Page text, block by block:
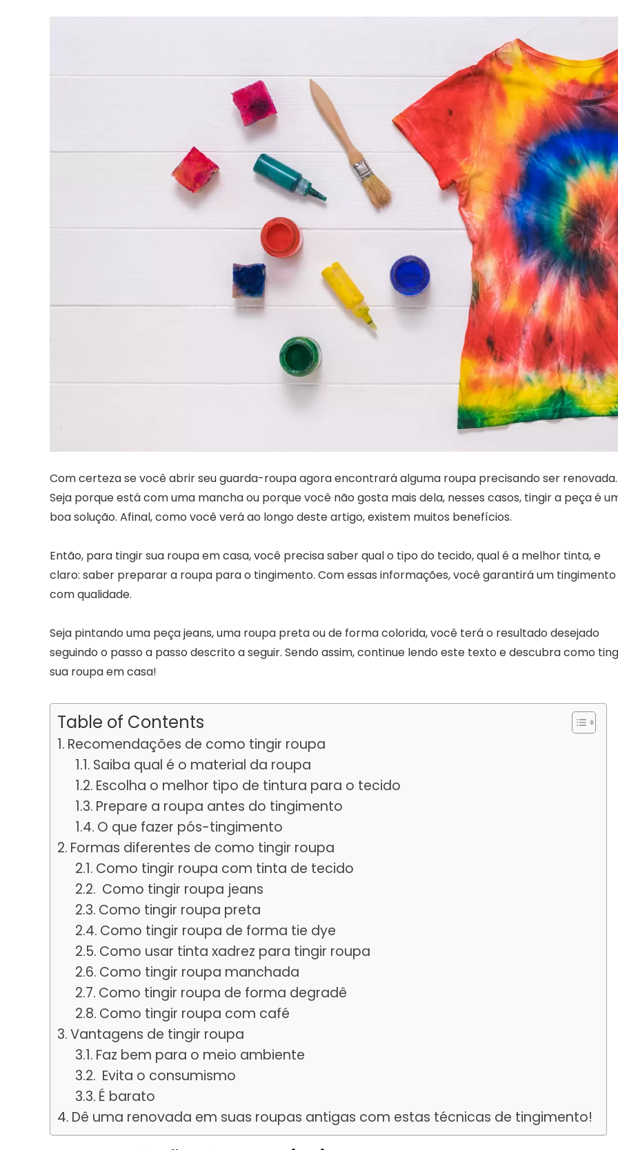
Com certeza se você abrir seu guarda-roupa agora encontrará alguma roupa precisando ser renovada.
Seja porque está com uma mancha ou porque você não gosta mais dela, nesses casos, tingir a peça é
boa solução. Afinal, como você verá ao longo deste artigo, existem muitos benefícios.
Então, para tingir sua roupa em casa, você precisa saber qual o tipo do tecido, qual é a melhor tinta, e
claro: saber preparar a roupa para o tingimento. Com essas informações, você garantirá um tingimento
com qualidade.
Seja pintando uma peça jeans, uma roupa preta ou de forma colorida, você terá o resultado desejado
seguindo o passo a passo descrito a seguir. Sendo assim, continue lendo este texto e descubra como
sua roupa em casa!
Table of Contents
Recomendações de como tingir roupa
Saiba qual é o material da roupa
Escolha o melhor tipo de tintura para o tecido
Prepare a roupa antes do tingimento
O que fazer pós-tingimento
Formas diferentes de como tingir roupa
Como tingir roupa com tinta de tecido
Como tingir roupa jeans
Como tingir roupa preta
Como tingir roupa de forma tie dye
Como usar tinta xadrez para tingir roupa
Como tingir roupa manchada
Como tingir roupa de forma degradê
Como tingir roupa com café
Vantagens de tingir roupa
Faz bem para o meio ambiente
Evita o consumismo
É barato
Dê uma renovada em suas roupas antigas com estas técnicas de tingimento!